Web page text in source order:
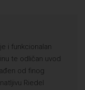
i funkcionalan
te odličan uvod
od finog
Riedel